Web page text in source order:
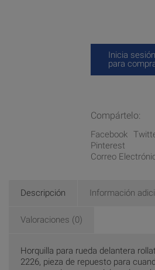
Inicia sesión
para
Compártelo:
Facebook
Pinterest
Correo
Descripción Información
Valoraciones (0)
Horquilla para rueda delantera
2226, pieza de repuesto para